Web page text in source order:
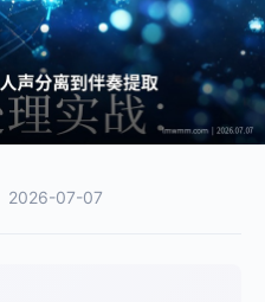
2026-07-07